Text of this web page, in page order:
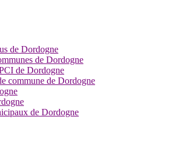
de Dordogne
de Dordogne
de Dordogne
commune de Dordogne
de Dordogne